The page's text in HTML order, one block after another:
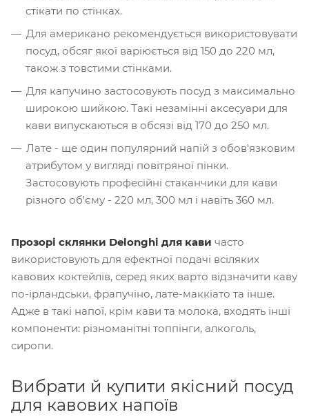
стікати по стінках.
Для американо рекомендується використовувати
посуд, обсяг якої варіюється від 150 до 220 мл,
також з товстими стінками.
Для капучино застосовують посуд з максимально
широкою шийкою. Такі незамінні аксесуари для
кави випускаються в обсязі від 170 до 250 мл.
Лате - ще один популярний напій з обов'язковим
атрибутом у вигляді повітряної пінки.
Застосовують професійні стаканчики для кави
різного об'єму - 220 мл, 300 мл і навіть 360 мл.
Прозорі склянки Delonghi для кави часто
використовують для ефектної подачі всіляких
кавових коктейлів, серед яких варто відзначити каву
по-ірландськи, фрапучіно, лате-маккіато та інше.
Адже в такі напої, крім кави та молока, входять інші
компоненти: різноманітні топпінги, алкоголь,
сиропи.
Вибрати й купити якісний посуд
для кавових напоїв